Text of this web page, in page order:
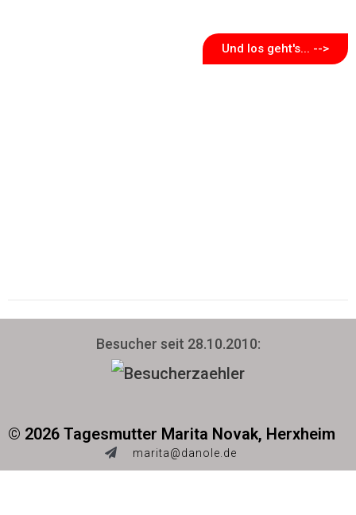
Und los geht's... -->
Besucher seit 28.10.2010:
© 2026 Tagesmutter Marita Novak, Herxheim
marita@danole.de